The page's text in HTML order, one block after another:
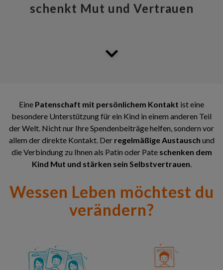
schenkt Mut und Vertrauen
Eine Patenschaft mit persönlichem Kontakt ist eine
besondere Unterstützung für ein Kind in einem anderen Teil
der Welt. Nicht nur Ihre Spendenbeiträge helfen, sondern vor
allem der direkte Kontakt. Der regelmäßige Austausch und
die Verbindung zu Ihnen als Patin oder Pate schenken dem
Kind Mut und stärken sein Selbstvertrauen
Wessen Leben möchtest du
verändern?